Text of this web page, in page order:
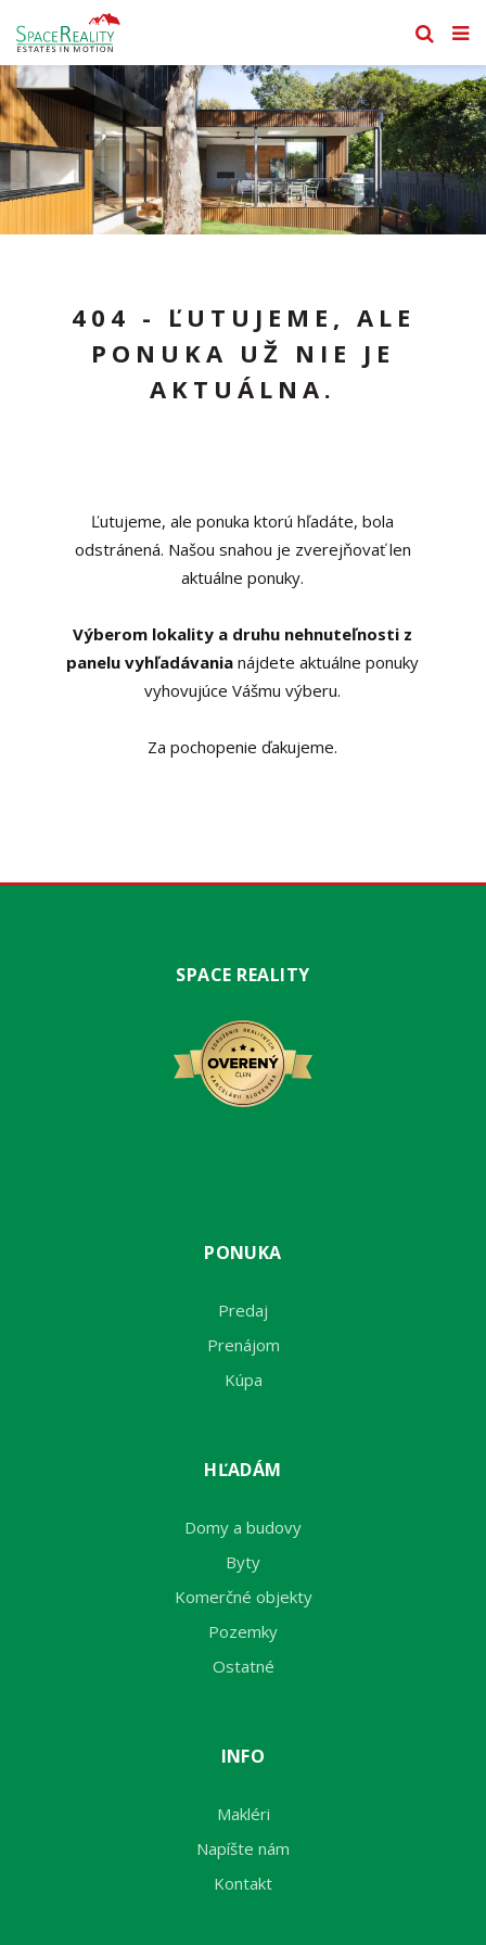
404 - ĽUTUJEME, ALE
PONUKA UŽ NIE JE
AKTUÁLNA.
Ľutujeme, ale ponuka ktorú hľadáte, bola
odstránená. Našou snahou je zverejňovať len
aktuálne ponuky.
Výberom lokality a druhu nehnuteľnosti z
panelu vyhľadávania nájdete aktuálne ponuky
vyhovujúce Vášmu výberu.
Za pochopenie ďakujeme.
SPACE REALITY
PONUKA
Predaj
Prenájom
Kúpa
HĽADÁM
Domy a budovy
Byty
Komerčné objekty
Pozemky
Ostatné
INFO
Makléri
Napíšte nám
Kontakt